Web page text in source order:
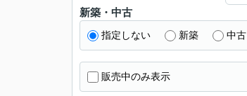
新築・中古
指定しない 新築 中古
販売中のみ表示